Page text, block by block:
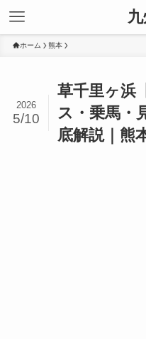
ホーム 熊本
草千里ヶ浜
ス・乗馬・
底解説｜熊
2026
5/10